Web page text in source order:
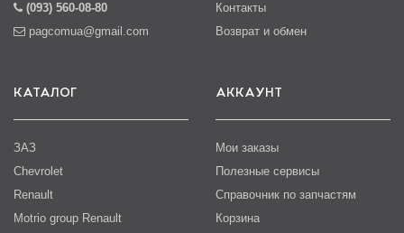
(093) 560-08-80
pagcomua@gmail.com
Контакты
Возврат и обмен
КАТАЛОГ
ЗАЗ
Chevrolet
Renault
Motrio group Renault
АККАУНТ
Мои заказы
Полезные сервисы
Справочник по запчастям
Корзина